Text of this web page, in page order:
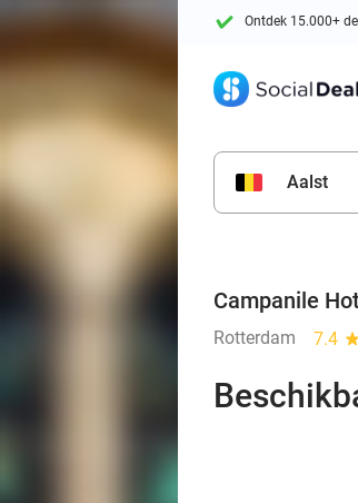
Ontdek 15.000+
Aalst
Campanile
Rotterdam 7.4 star